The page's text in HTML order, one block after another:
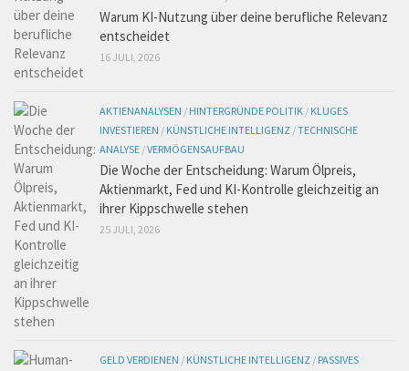
Warum KI-Nutzung über deine berufliche Relevanz
entscheidet
16 JULI, 2026
AKTIENANALYSEN / HINTERGRÜNDE POLITIK / KLUGES
INVESTIEREN / KÜNSTLICHE INTELLIGENZ /TECHNISCHE
ANALYSE /VERMÖGENSAUFBAU
Die Woche der Entscheidung: Warum Ölpreis,
Aktienmarkt, Fed und KI-Kontrolle gleichzeitig an
ihrer Kippschwelle stehen
25 JULI, 2026
GELD VERDIENEN / KÜNSTLICHE INTELLIGENZ / PASSIVES